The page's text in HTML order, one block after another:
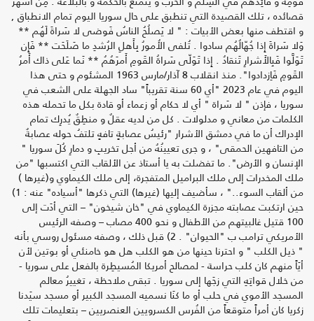
قصائده ، تلك القصيدة التي تنطبق على حال سوريا اليوم تمام الانطباق ,
و اقتطف منها بعض الأبيات : " لا يَصلُحُ الناسُ فَوضى لا سَراةَ لَهُم **
وَلا سَراةَ إِذا جُهّالُهُم سادوا . تُلفى الأُمورُ بِأَهلِ الرُشدِ ما صَلَحَت ** فَإِن
تَوَلَّوا فَبِالأَشرارِ تَنقادُ . إِذا تَوَلّى سَراةُ القَومِ أَمرَهُمُ ** نَما عَلى ذاك أَمرُ
القَومِ فَاِزدادوا". منذ انقلاب 8 آذار/مارس 1963 المشئوم و حتى هذا
اليوم في عام 2023 "أي 60 سنة تقريباً" ساد الجهلة على الشعب في
سوريا ، فإذن " لا سَراة " أي لا حكام أو زعماء أو قادة بكل ما تحمله هذه
الكلمات من معاني و مدلولات . كل من لديه عقلٌ و منطِقٌ يُدرِك تمام
الإدراك أن ما في دمشق الأشرار "رئيسُ عصابةٍ تافهٍ تلتفُ حوله عصابةٌ
من التافهين الحمقى" ، و جرى تعيينُهُ من أجل تخريبِ و دمارِ كُلَ سوريا "
الإنسان و الأرض". ما تفضلت به يا أستاذ عن الألقاب التي اكتسبها "من
ملك المخدرات إلى ملك البراميل المتفجرة، إلى ملك الكيماوي و(غيرها )
من ألقاب السوء.." ، سأضيف إليها (غيرها) التي ذكرها "أسياده" عنه : 1)
حين ارتكبت عصابته مجزرة الكيماوي في "خان شيخون" – التي أدَت إلى
100 قتيل غالبيتهم من الأطفال و نحو 400 مصاب – وصفه الرئيس
الأمريكي ترامب ب "الحيوان" . 2) قبل ذلك ، وصفه مسئول روسي بأنه
" ذيل الكلب " و احترنا حينها من هو الكلب هل هو خامنئي أو بوتين لأن
أيَاً منهم كان كلب حراسة - لمصالح أمريكا المُسيطِرة بالفعل على سوريا -
من خلال قواتِهِ التي زجَها إلى سوريا . تبقى ملاحظة ، تغييرُ معالم
المسجد الأموي في حلب أو ما كنَا نسميه المسجد الكبير أو مسجد سيَدنا
زكريا كان أمراً متوقعاً من الفُرس الكسرويين العنصريين – بتعليمات تلك